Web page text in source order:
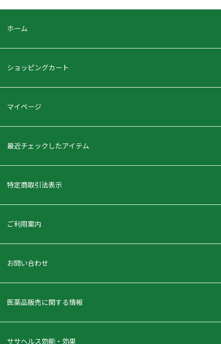
ホーム
ショッピングカート
マイページ
最近チェックしたアイテム
特定商取引法表示
ご利用案内
お問い合わせ
医薬品販売に関する情報
ササヘルス効能・効果